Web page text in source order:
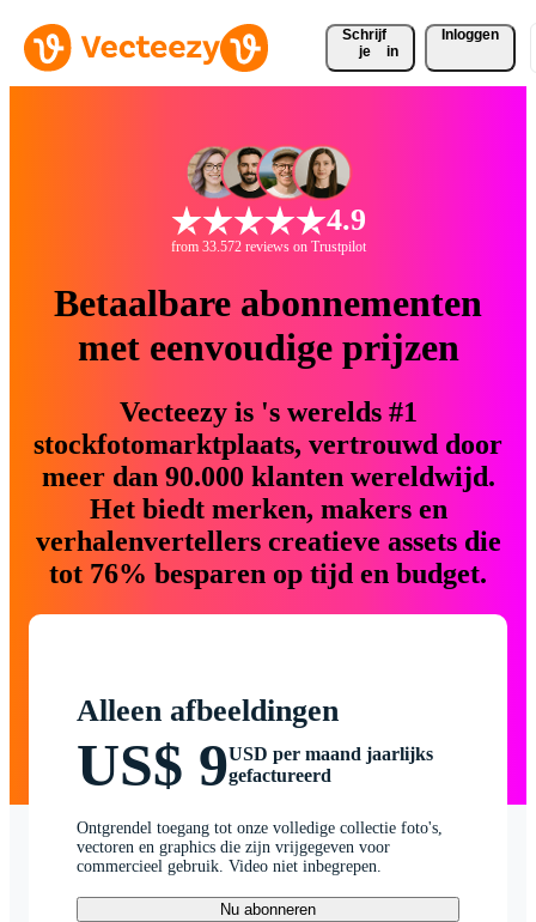
Schrijf
je
in
Inloggen
4.9
from 33.572 reviews on Trustpilot
Betaalbare abonnementen
met eenvoudige prijzen
Vecteezy is 's werelds #1
stockfotomarktplaats, vertrouwd door
meer dan 90.000 klanten wereldwijd.
Het biedt merken, makers en
verhalenvertellers creatieve assets die
tot 76% besparen op tijd en budget.
Alleen afbeeldingen
US$ 9USD per maand jaarlijks
gefactureerd
Ontgrendel toegang tot onze volledige collectie foto's,
vectoren en graphics die zijn vrijgegeven voor
commercieel gebruik. Video niet inbegrepen.
Nu abonneren